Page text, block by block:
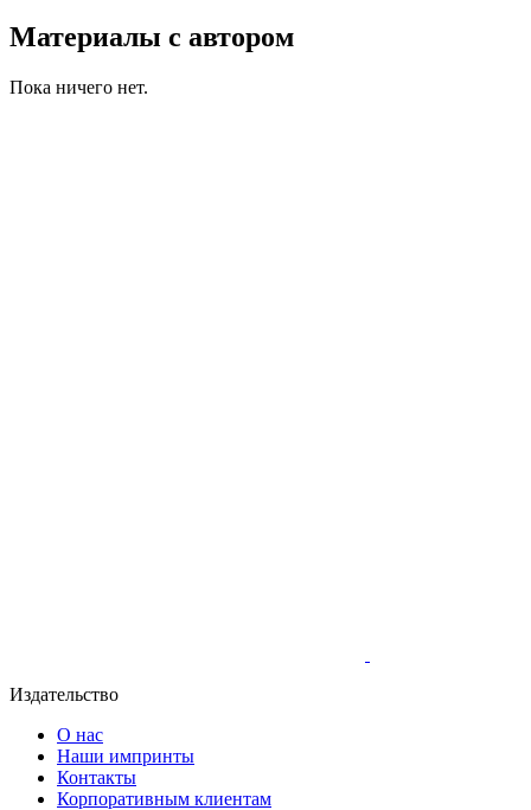
Материалы с автором
Пока ничего нет.
Издательство
О нас
Наши импринты
Контакты
Корпоративным клиентам